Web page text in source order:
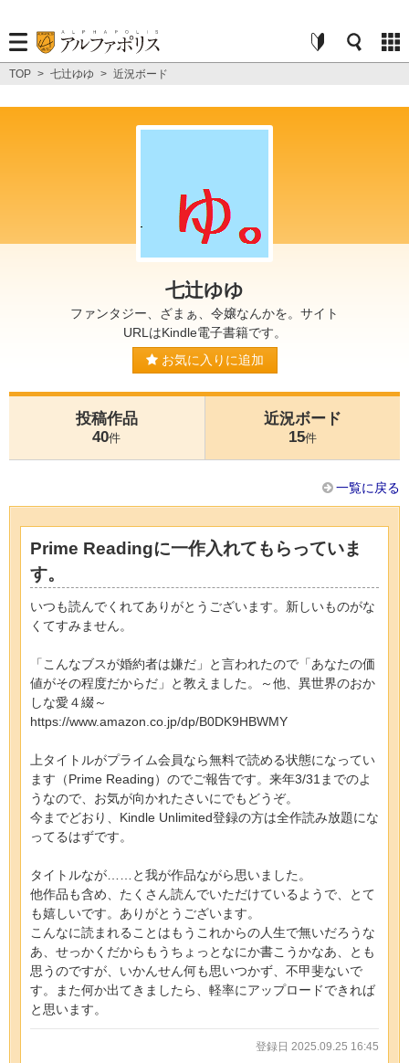
TOP > 七辻ゆゆ > 近況ボード
七辻ゆゆ
ファンタジー、ざまぁ、令嬢なんかを。サイト
URLはKindle電子書籍です。
お気に入りに追加
投稿作品
40件
近況ボード
15件
一覧に戻る
Prime Readingに一作入れてもらっていま
す。
いつも読んでくれてありがとうございます。新しいものがな
くてすみません。
「こんなブスが婚約者は嫌だ」と言われたので「あなたの価
値がその程度だからだ」と教えました。～他、異世界のおか
しな愛４綴～
https://www.amazon.co.jp/dp/B0DK9HBWMY
上タイトルがプライム会員なら無料で読める状態になってい
ます（Prime Reading）のでご報告です。来年3/31までのよ
うなので、お気が向かれたさいにでもどうぞ。
今までどおり、Kindle Unlimited登録の方は全作読み放題にな
ってるはずです。
タイトルなが……と我が作品ながら思いました。
他作品も含め、たくさん読んでいただけているようで、とて
も嬉しいです。ありがとうございます。
こんなに読まれることはもうこれからの人生で無いだろうな
あ、せっかくだからもうちょっとなにか書こうかなあ、とも
思うのですが、いかんせん何も思いつかず、不甲斐ないで
す。また何か出てきましたら、軽率にアップロードできれば
と思います。
登録日 2025.09.25 16:45